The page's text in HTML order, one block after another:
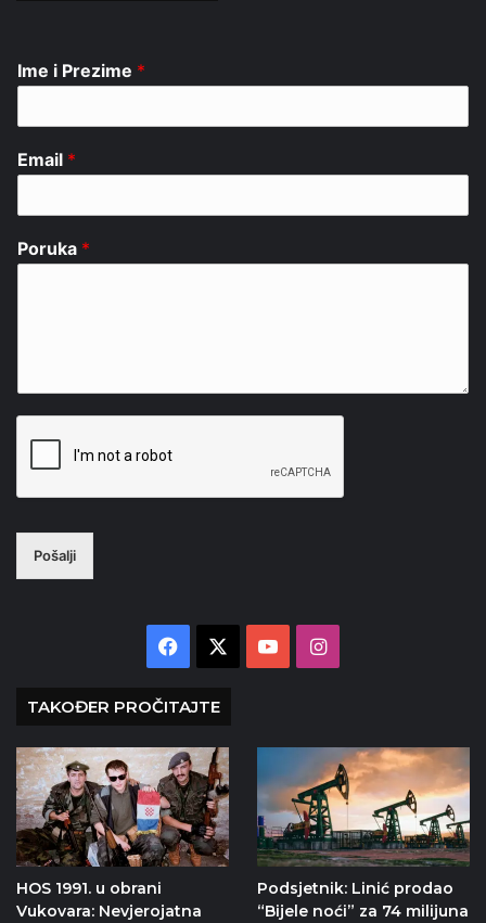
Ime i Prezime *
Email *
Poruka *
Pošalji
Facebook YouTubeInstagram
TAKOĐER PROČITAJTE
HOS 1991. u obrani
Vukovara: Nevjerojatna
Podsjetnik: Linić prodao
“Bijele noći” za 74 milijuna